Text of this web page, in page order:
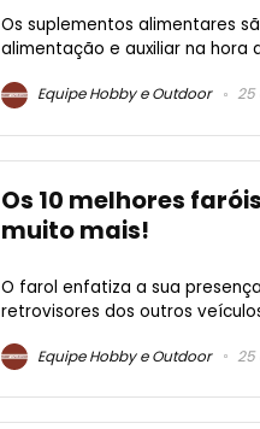
Os suplementos alimentares
alimentação e auxiliar na hora
Equipe Hobby e Outdoor 25
Os 10 melhores
muito mais!
O farol enfatiza a sua
retrovisores dos outros
Equipe Hobby e Outdoor 25